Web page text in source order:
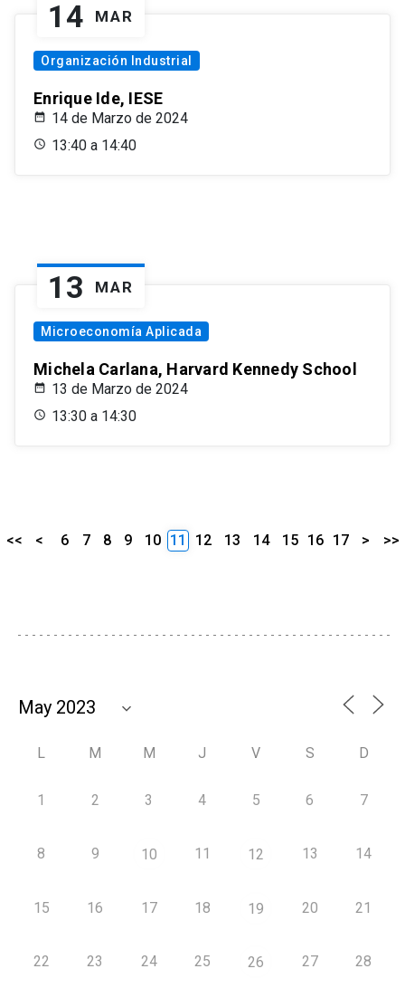
14 MAR
Organización Industrial
Enrique Ide, IESE
14 de Marzo de 2024
13:40 a 14:40
13 MAR
Microeconomía Aplicada
Michela Carlana, Harvard Kennedy School
13 de Marzo de 2024
13:30 a 14:30
<< < 6 7 8 9 10 11 12 13 14 15 16 17 > >>
L M M J V S D
1 2 3 4 5 6 7
8 9 10 11 12 13 14
15 16 17 18 19 20 21
22 23 24 25 26 27 28